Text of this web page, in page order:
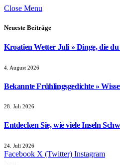
Close Menu
Neueste Beiträge
Kroatien Wetter Juli » Dinge, die
4. August 2026
Bekannte Frühlingsgedichte »
28. Juli 2026
Entdecken Sie, wie viele Inseln
24. Juli 2026
Facebook X (Twitter) Instagram